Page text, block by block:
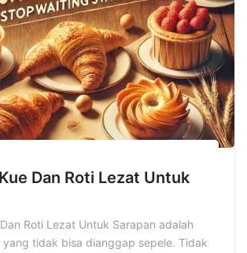
dan mengancam privasi serta
kita. Keamanan digital, atau sering
Dan Roti Lezat Untuk
Roti Lezat Untuk Sarapan adalah
tidak bisa dianggap sepele. Tidak